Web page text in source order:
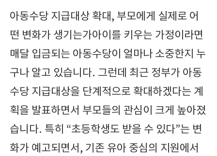
아동수당 지급대상 확대, 부모에게 실제로 어
떤 변화가 생기는가아이를 키우는 가정이라면
매달 입금되는 아동수당이 얼마나 소중한지 누
구나 알고 있습니다. 그런데 최근 정부가 아동
수당 지급대상을 단계적으로 확대하겠다는 계
획을 발표하면서 부모들의 관심이 크게 높아졌
습니다. 특히 “초등학생도 받을 수 있다”는 변
화가 예고되면서, 기존 유아 중심의 지원에서